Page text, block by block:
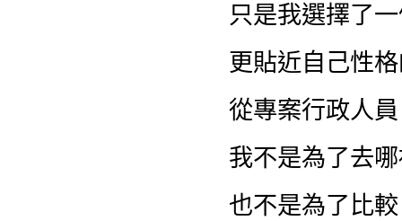
只是我選擇了
更貼近自己性
從專案行政人
我不是為了去
也不是為了比